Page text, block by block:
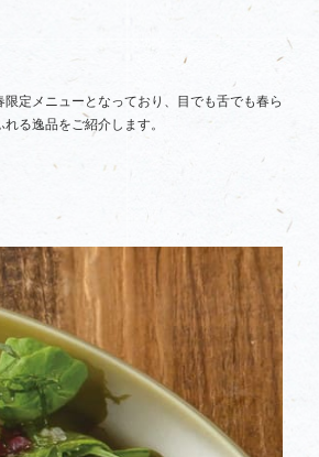
定メニューとなっており、目でも舌でも春ら
る逸品をご紹介します。